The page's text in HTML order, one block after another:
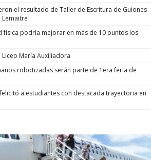
el resultado de Taller de Escritura de Guiones
Lemaitre
física podría mejorar en más de 10 puntos los
Liceo María Auxiliadora
robotizadas serán parte de 1era feria de
a estudiantes con destacada trayectoria en